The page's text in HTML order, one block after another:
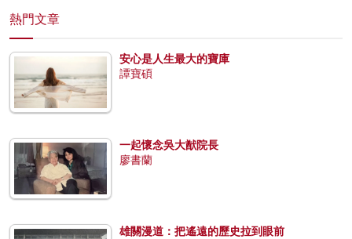
熱門文章
安心是人生最大的寶庫
譚寶碩
一起懷念吳大猷院長
廖書蘭
雄關漫道：把遙遠的歷史拉到眼前